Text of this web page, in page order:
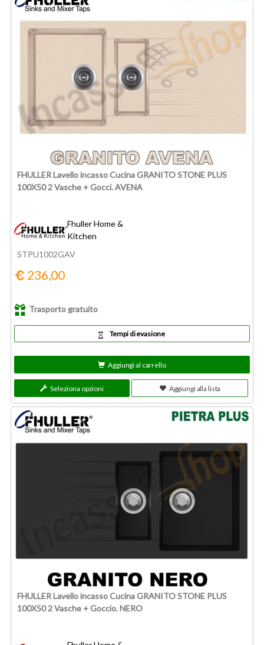
FHULLER Lavello incasso Cucina GRANITO STONE PLUS
100X50 2 Vasche + Gocci. AVENA
Fhuller Home &
Kitchen
STPU1002GAV
236,00
Trasporto gratuito
Tempi di evasione
Aggiungi al carrello
Seleziona opzioni Aggiungi alla lista
FHULLER Lavello incasso Cucina GRANITO STONE PLUS
100X50 2 Vasche + Goccio. NERO